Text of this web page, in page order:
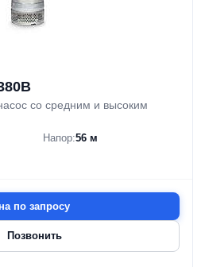
Напор:56 м
по запросу
Позвонить